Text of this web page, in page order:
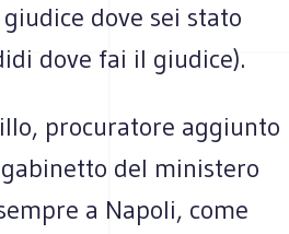
dove sei stato
dove fai il giudice).
procuratore aggiunto
del ministero
a Napoli, come